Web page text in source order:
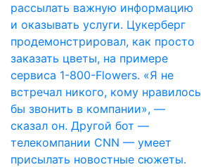
рассылать важную информацию
и оказывать услуги. Цукерберг
продемонстрировал, как просто
заказать цветы, на примере
сервиса 1-800-Flowers. «Я не
встречал никого, кому нравилось
бы звонить в компании», —
сказал он. Другой бот —
телекомпании CNN — умеет
присылать новостные сюжеты.